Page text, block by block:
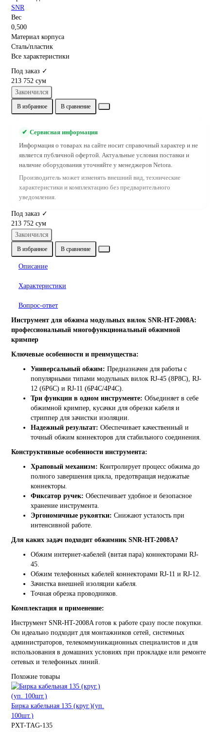
SNR
Вес
0,500
Материал корпуса
Сталь/пластик
Все характеристики
Под заказ ✓
213 752 сум
Закончился
В избранное В сравнение
✔ Сервисная информация
Информация о товарах на сайте носит справочный характер и не
является публичной офертой. Актуальные условия поставки и
наличие оборудования уточняйте у менеджеров Netora.
Производитель может изменять внешний вид, технические
характеристики и комплектацию без предварительного
уведомления.
Под заказ ✓
213 752 сум
Закончился
В избранное В сравнение
Описание
Характеристики
Вопрос-ответ
Инструмент для обжима модульных вилок SNR-HT-2008A:
профессиональный многофункциональный обжимной
кримпер
Ключевые особенности и преимущества:
Универсальный обжим: Предназначен для работы с
популярными типами модульных вилок RJ-45 (8P8C), RJ-
12 (6P6C) и RJ-11 (6P4C/4P4C).
Три функции в одном инструменте: Объединяет в себе
обжимной кримпер, кусачки для обрезки кабеля и
стриппер для зачистки изоляции.
Надежный результат: Обеспечивает качественный и
точный обжим коннекторов для стабильного соединения.
Конструктивные особенности инструмента:
Храповый механизм: Контролирует процесс обжима до
полного завершения цикла, предотвращая недожатые
коннекторы.
Фиксатор ручек: Обеспечивает удобное и безопасное
хранение инструмента.
Эргономичные рукоятки: Снижают усталость при
интенсивной работе.
Для каких задач подходит обжимник SNR-HT-2008A?
Обжим интернет-кабелей (витая пара) коннекторами RJ-
45.
Обжим телефонных кабелей коннекторами RJ-11 и RJ-12.
Зачистка внешней изоляции кабеля.
Точная обрезка проводников.
Комплектация и применение:
Инструмент SNR-HT-2008A готов к работе сразу после покупки.
Он идеально подходит для монтажников сетей, системных
администраторов, телекоммуникационных специалистов и для
использования в домашних условиях при прокладке или ремонте
сетевых и телефонных линий.
Похожие товары
Бирка кабельная 135 (круг.)(уп.
100шт.)
PXT-TAG-135